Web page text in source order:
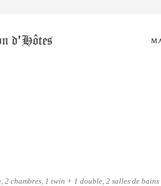
2 chambres, 1 twin + 1 double, 2 salles de